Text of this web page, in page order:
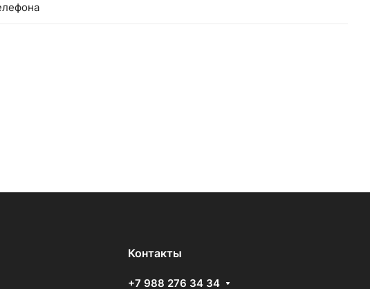
Контакты
+7 988 276 34 34